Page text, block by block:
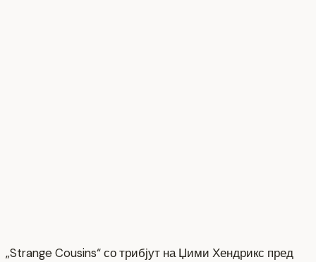
„Strange Cousins“ со трибјут на Џими Хендрикс пред